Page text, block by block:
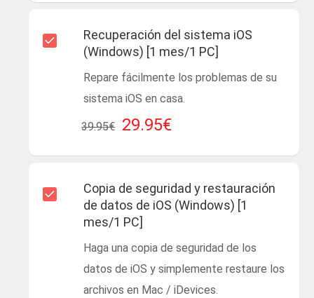
Recuperación del sistema iOS
(Windows) [1 mes/1 PC]
Repare fácilmente los problemas de su
sistema iOS en casa.
29.95€
39.95€
Copia de seguridad y restauración
de datos de iOS (Windows) [1
mes/1 PC]
Haga una copia de seguridad de los
datos de iOS y simplemente restaure los
archivos en Mac / iDevices.